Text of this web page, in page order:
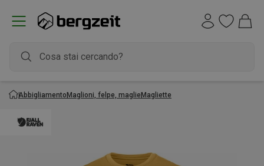
AbbigliamentoMaglioni, felpe, maglieMagliette